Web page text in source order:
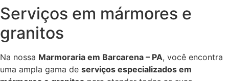
Serviços em mármores e
granitos
Na nossa Marmoraria em Barcarena – PA, você encontra
uma ampla gama de serviços especializados em